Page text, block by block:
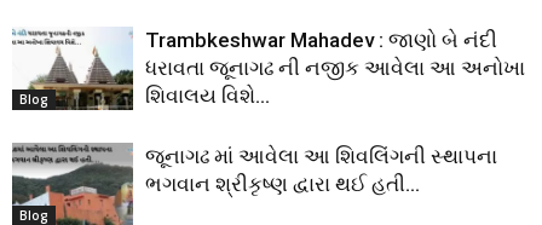
Blog
Trambkeshwar Mahadev : જાણો બે નંદી
ધરાવતા જૂનાગઢ ની નજીક આવેલા આ અનોખા
શિવાલય વિશે…
Blog
જૂનાગઢ માં આવેલા આ શિવલિંગની સ્થાપના
ભગવાન શ્રીકૃષ્ણ દ્વારા થઈ હતી…